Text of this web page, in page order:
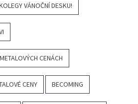
VÁNOČNÍ DESKU!
CENÁCH
CENY BECOMING